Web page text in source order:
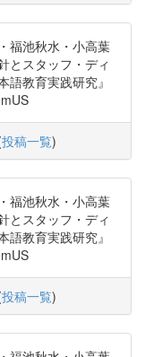
福池秋水・小高葉
とスタッフ・ディ
教育実践研究』
投稿一覧)
福池秋水・小高葉
とスタッフ・ディ
教育実践研究』
投稿一覧)